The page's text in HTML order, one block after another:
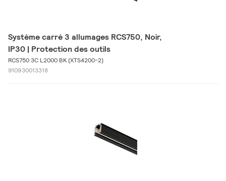
Système carré 3 allumages RCS750, Noir,
IP30 | Protection des outils
RCS750 3C L2000 BK (XTS4200-2)
910930013318